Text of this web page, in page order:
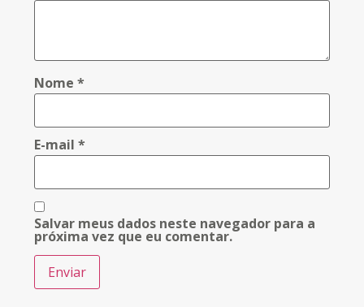
Nome*
E-mail*
Salvar meus dados neste navegador para a
próxima vez que eu comentar.